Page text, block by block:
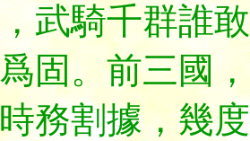
武騎千群誰
固。前三國
務割據，幾